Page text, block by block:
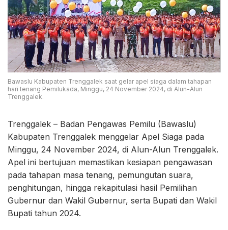
Bawaslu Kabupaten Trenggalek saat gelar apel siaga dalam tahapan
hari tenang Pemilukada, Minggu, 24 November 2024, di Alun-Alun
Trenggalek.
Trenggalek – Badan Pengawas Pemilu (Bawaslu)
Kabupaten Trenggalek menggelar Apel Siaga pada
Minggu, 24 November 2024, di Alun-Alun Trenggalek.
Apel ini bertujuan memastikan kesiapan pengawasan
pada tahapan masa tenang, pemungutan suara,
penghitungan, hingga rekapitulasi hasil Pemilihan
Gubernur dan Wakil Gubernur, serta Bupati dan Wakil
Bupati tahun 2024.